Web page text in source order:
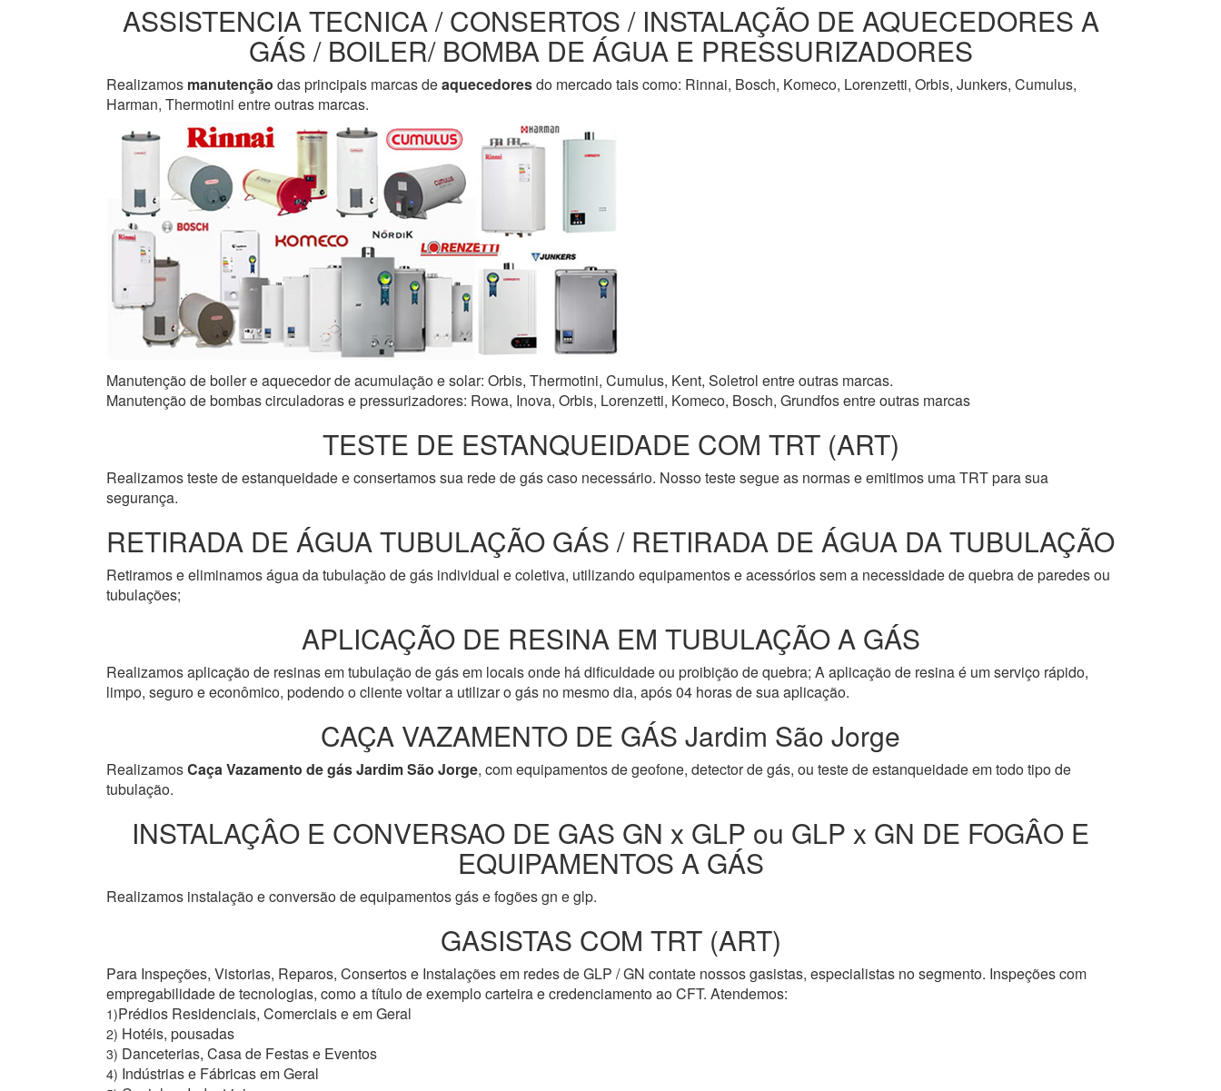
ASSISTENCIA TECNICA / CONSERTOS / INSTALAÇÃO DE AQUECEDORES A
GÁS / BOILER/ BOMBA DE ÁGUA E PRESSURIZADORES
Realizamos manutenção das principais marcas deaquecedoresdo mercado tais como: Rinnai, Bosch, Komeco, Lorenzetti, Orbis, Junkers, Cumulus,
Harman, Thermotini entre outras marcas.
Manutenção de boiler e aquecedor de acumulação e solar: Orbis, Thermotini, Cumulus, Kent, Soletrol entre outras marcas.
Manutenção de bombas circuladoras e pressurizadores: Rowa, Inova, Orbis, Lorenzetti, Komeco, Bosch, Grundfos entre outras marcas
TESTE DE ESTANQUEIDADE COM TRT (ART)
Realizamos teste de estanqueidade e consertamos sua rede de gás caso necessário. Nosso teste segue as normas e emitimos uma TRT para sua
segurança.
RETIRADA DE ÁGUA TUBULAÇÃO GÁS / RETIRADA DE ÁGUA DA TUBULAÇÃO
Retiramos e eliminamos água da tubulação de gás individual e coletiva, utilizando equipamentos e acessórios sem a necessidade de quebra de paredes ou
tubulações;
APLICAÇÃO DE RESINA EM TUBULAÇÃO A GÁS
Realizamos aplicação de resinas em tubulação de gás em locais onde há dificuldade ou proibição de quebra; A aplicação de resina é um serviço rápido,
limpo, seguro e econômico, podendo o cliente voltar a utilizar o gás no mesmo dia, após 04 horas de sua aplicação.
CAÇA VAZAMENTO DE GÁS Jardim São Jorge
RealizamosCaça Vazamento de gás Jardim São Jorge, com equipamentos de geofone, detector de gás, ou teste de estanqueidade em todo tipo de
tubulação.
INSTALAÇÂO E CONVERSAO DE GAS GN x GLP ou GLP x GN DE FOGÂO E
EQUIPAMENTOS A GÁS
Realizamos instalação e conversão de equipamentos gás e fogões gn e glp.
GASISTAS COM TRT (ART)
Para Inspeções, Vistorias, Reparos, Consertos e Instalações em redes de GLP / GN contate nossos gasistas, especialistas no segmento. Inspeções com
empregabilidade de tecnologias, como a título de exemplo carteira e credenciamento ao CFT. Atendemos:
1)Prédios Residenciais, Comerciais e em Geral
2) Hotéis, pousadas
3) Danceterias, Casa de Festas e Eventos
4) Indústrias e Fábricas em Geral